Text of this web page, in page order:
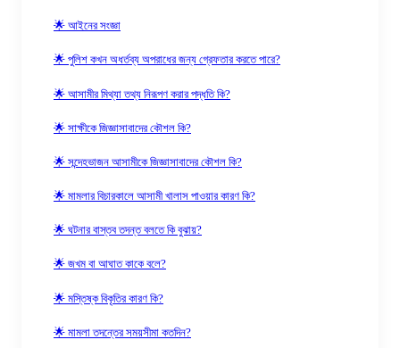
🌟 আইনের সংজ্ঞা
🌟 পুলিশ কখন অধর্তব্য অপরাধের জন্য গ্রেফতার করতে পারে?
🌟 আসামীর মিথ্যা তথ্য নিরূপণ করার পদ্ধতি কি?
🌟 সাক্ষীকে জিজ্ঞাসাবাদের কৌশল কি?
🌟 সন্দেহভাজন আসামীকে জিজ্ঞাসাবাদের কৌশল কি?
🌟 মামলার বিচারকালে আসামী খালাস পাওয়ার কারণ কি?
🌟 ঘটনার বাস্তব তদন্ত বলতে কি বুঝায়?
🌟 জখম বা আঘাত কাকে বলে?
🌟 মস্তিষ্ক বিকৃতির কারণ কি?
🌟 মামলা তদন্তের সময়সীমা কতদিন?